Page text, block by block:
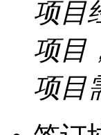
项目
项目
项目